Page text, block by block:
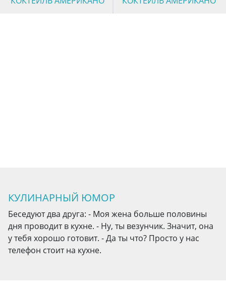
КУЛИНАРНЫЙ ЮМОР
Беседуют два друга: - Моя жена больше половины
дня проводит в кухне. - Ну, ты везунчик. Значит, она
у тебя хорошо готовит. - Да ты что? Просто у нас
телефон стоит на кухне.